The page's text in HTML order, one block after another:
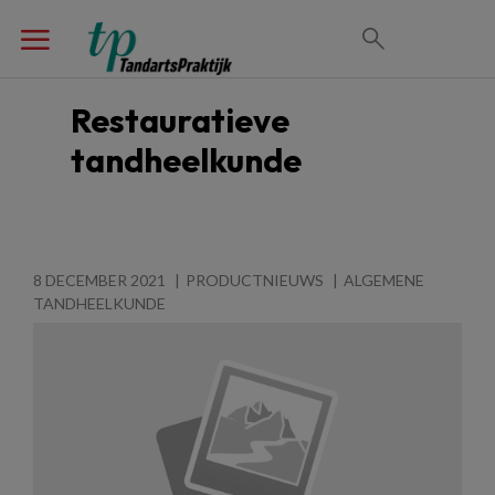
Restauratieve
tandheelkunde
8 DECEMBER 2021 PRODUCTNIEUWS
ALGEMENE
TANDHEELKUNDE